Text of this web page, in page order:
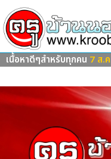
เนื้อหาดีๆสำหรับทุกคน 7 ส.